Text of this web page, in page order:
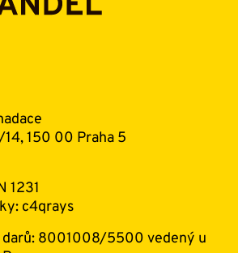
150 00 Praha 5
1231
c4qrays
darů: 8001008/5500 vedený u